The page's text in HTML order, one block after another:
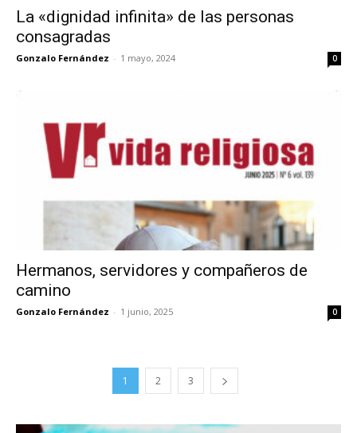
La «dignidad infinita» de las personas
consagradas
Gonzalo Fernández - 1 mayo, 2024 0
Hermanos, servidores y compañeros de
camino
Gonzalo Fernández - 1 junio, 2025 0
1 2 3